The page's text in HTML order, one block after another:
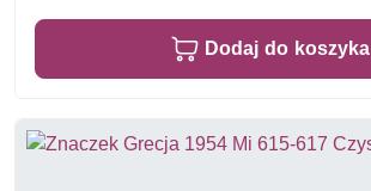
Dodaj do koszyka